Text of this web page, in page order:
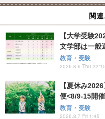
関連
【大学受験
文学部は一般
教育・受験
2026.8.6 Thu 22:15
【夏休み
便<8/9-15開
教育・受験
2026.8.7 Fri 1:45